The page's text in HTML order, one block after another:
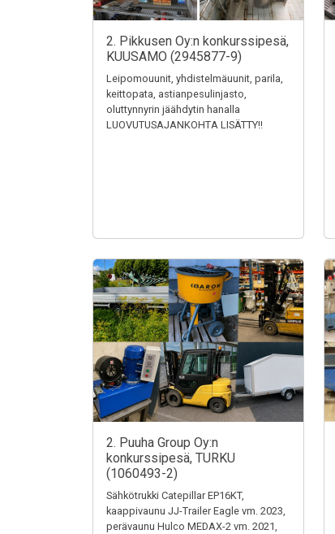
2. Pikkusen Oy:n konkurssipesä,
KUUSAMO (2945877-9)
Leipomouunit, yhdistelmäuunit, parila,
keittopata, astianpesulinjasto,
oluttynnyrin jäähdytin hanalla
LUOVUTUSAJANKOHTA LISÄTTY!!
2. Puuha Group Oy:n
konkurssipesä, TURKU
(1060493-2)
Sähkötrukki Catepillar EP16KT,
kaappivaunu JJ-Trailer Eagle vm. 2023,
perävaunu Hulco MEDAX-2 vm. 2021,